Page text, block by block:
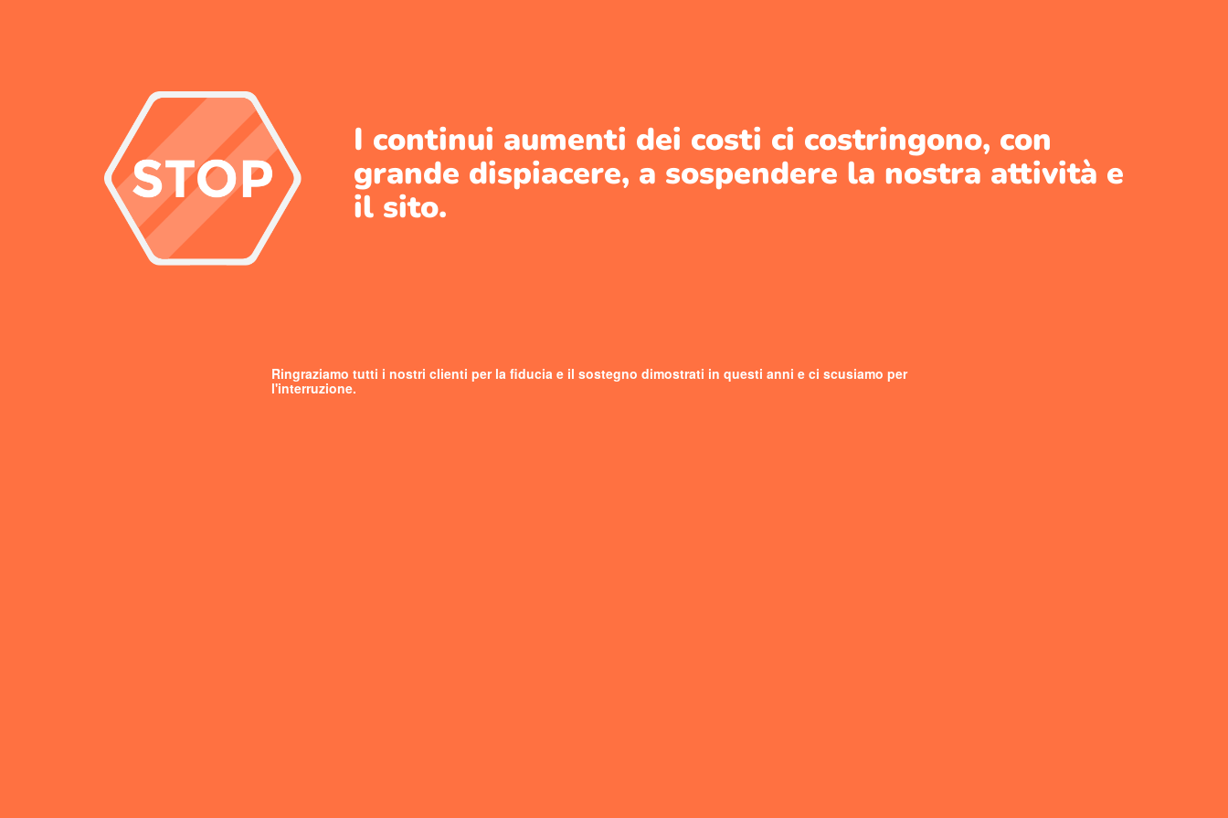
I continui aumenti dei costi ci costringono, con
grande dispiacere, a sospendere la nostra attività e
il sito.
Ringraziamo tutti i nostri clienti per la fiducia e il sostegno dimostrati in questi anni e ci scusiamo per
l'interruzione.